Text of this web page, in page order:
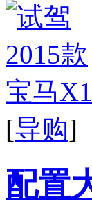
[导购]
配置